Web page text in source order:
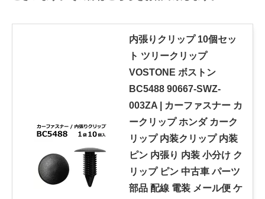
内張りクリップ 10個セッ
ト ツリークリップ
VOSTONE ボストン
BC5488 90667-SWZ-
003ZA | カーファスナー カ
ークリップ ホンダ カーク
リップ 内装クリップ 内装
ピン 内張り 内装 小分け ク
リップ ピン 中古車 パーツ
部品 配線 電装 メール便 ケ